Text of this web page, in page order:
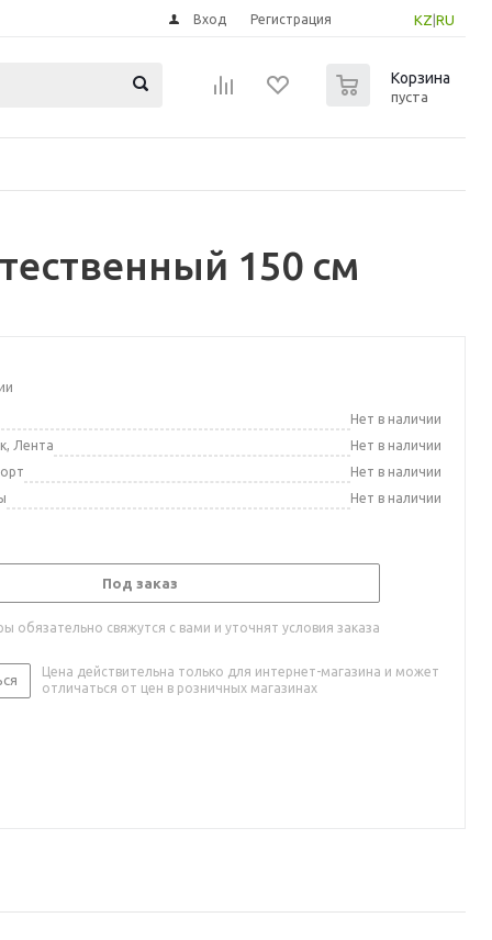
KZ RU
Вход Регистрация
Корзина
пуста
150 см
Нет в наличии
Лента
Нет в наличии
Нет в наличии
Нет в наличии
Под заказ
обязательно свяжутся с вами и уточнят условия заказа
Цена действительна только для интернет-магазина и может
отличаться от цен в розничных магазинах